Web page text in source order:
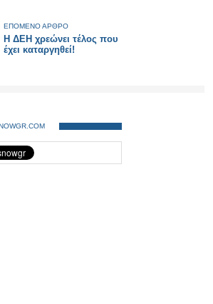
ΕΠΟΜΕΝΟ ΑΡΘΡΟ
Η ΔΕΗ χρεώνει τέλος που
έχει καταργηθεί!